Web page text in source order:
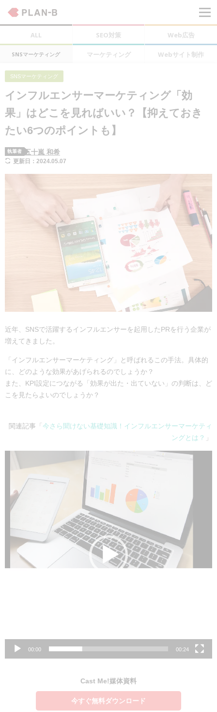
ALL SEO対策 Web広告
SNSマーケティング マーケティング Webサイト制作
SNSマーケティング
インフルエンサーマーケティング「効
果」はどこを見ればいい？【抑えておき
たい6つのポイントも】
執筆者 五十嵐 和希
更新日：2024.05.07
近年、SNSで活躍するインフルエンサーを起用したPRを行う企業が
増えてきました。
「インフルエンサーマーケティング」と呼ばれるこの手法。具体的
に、どのような効果があげられるのでしょうか？
また、KPI設定につながる「効果が出た・出ていない」の判断は、ど
こを見たらよいのでしょうか？
関連記事「 今さら聞けない基礎知識！インフルエンサーマーケティ
ングとは？ 」
ヤ
ー
00:00 00:24
Cast Me!媒体資料
今すぐ無料ダウンロード